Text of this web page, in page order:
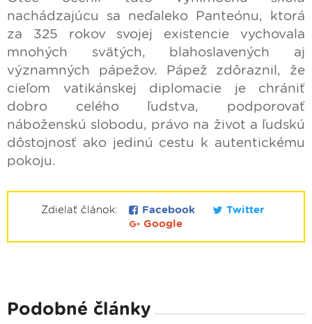
nachádzajúcu sa neďaleko Panteónu, ktorá
za 325 rokov svojej existencie vychovala
mnohých svätých, blahoslavených aj
významných pápežov. Pápež zdôraznil, že
cieľom vatikánskej diplomacie je chrániť
dobro celého ľudstva, podporovať
náboženskú slobodu, právo na život a ľudskú
dôstojnosť ako jedinú cestu k autentickému
pokoju.
Zdielať článok: Facebook
Twitter
Google
Podobné články